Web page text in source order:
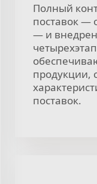
Полный
поставок —
— и
продукции,
поставок.